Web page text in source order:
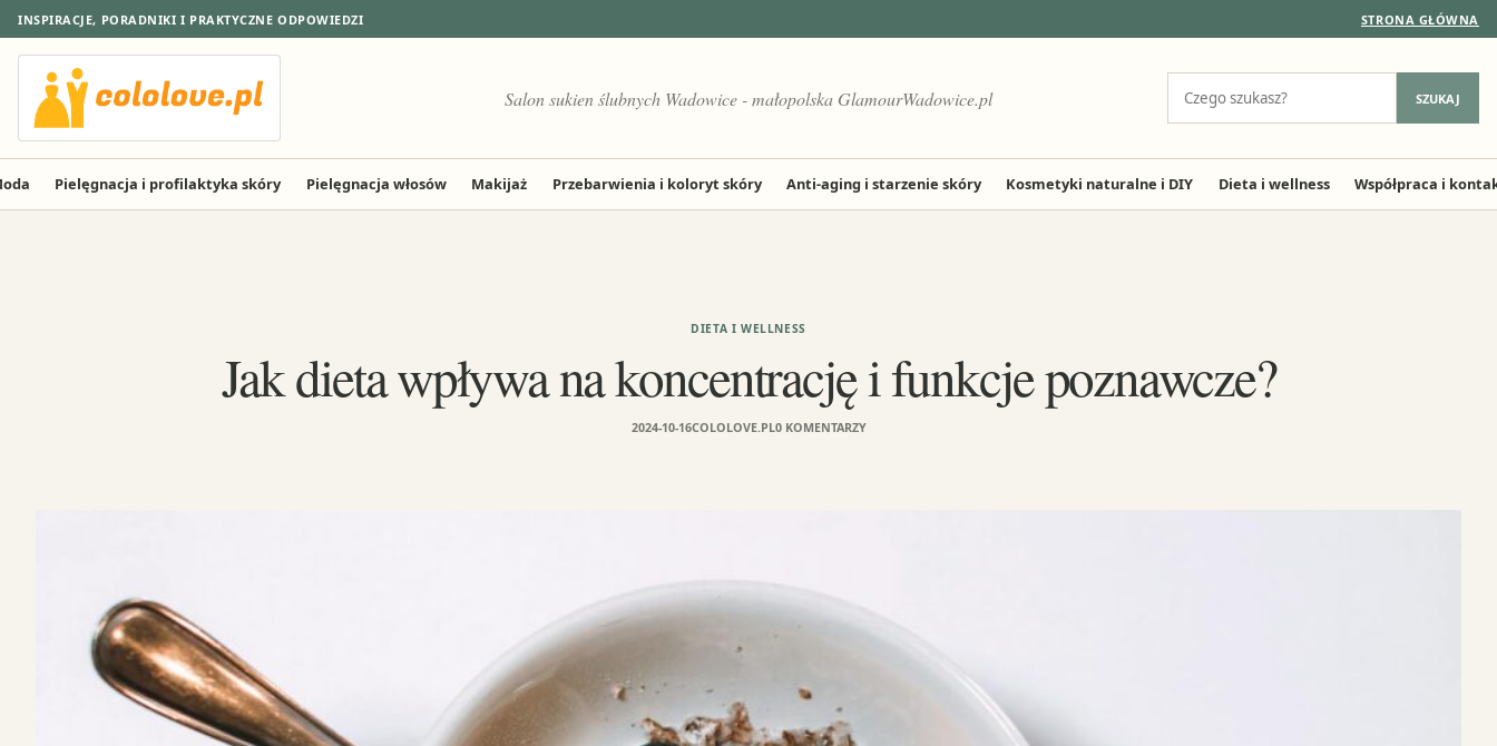
INSPIRACJE, PORADNIKI I PRAKTYCZNE ODPOWIEDZI STRONA GŁÓWNA
Salon sukien ślubnych Wadowice - małopolska GlamourWadowice.pl SZUKAJ
Pielęgnacja i profilaktyka skóry Pielęgnacja włosów Makijaż Przebarwienia i koloryt skóry Anti-aging i starzenie skóry Kosmetyki naturalne i DIY Dieta i wellness Współpraca i
DIETA I WELLNESS
Jak dieta wpływa na koncentrację i funkcje poznawcze?
2024-10-16COLOLOVE.PL0 KOMENTARZY